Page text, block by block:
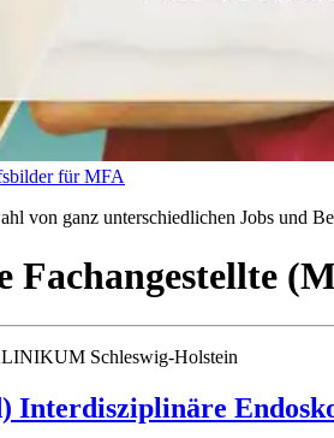
für MFA
von ganz unterschiedlichen Jobs und
Fachangestellte
Schleswig-Holstein
Interdisziplinäre